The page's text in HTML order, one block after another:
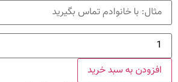
گلدن
رتریور
عدد
افزودن به سبد خرید